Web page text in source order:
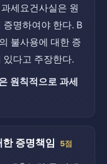
세요건사실은 원
명하여야 한다. B
불사용에 대한 증
다고 주장한다.
원칙적으로 과세
증명책임 5점